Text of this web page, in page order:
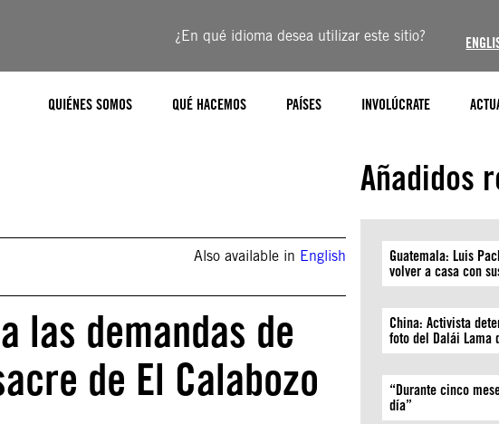
¿En qué idioma desea utilizar este sitio?
QUIÉNES SOMOS QUÉ HACEMOS PAÍSES INVOLÚCRATE
Also available in English
las demandas de
de El Calabozo
Añadidos
Guatemala: Luis
volver a casa con
China: Activista
foto del Dalái Lama
“Durante cinco
día”